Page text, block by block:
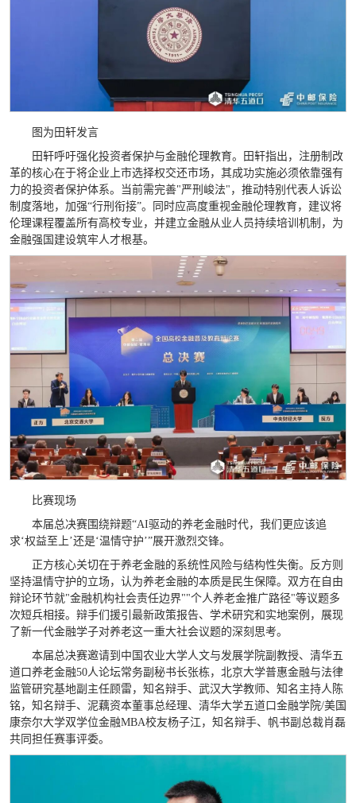
图为田轩发言
田轩呼吁强化投资者保护与金融伦理教育。田轩指出，注册制改
革的核心在于将企业上市选择权交还市场，其成功实施必须依靠强有
力的投资者保护体系。当前需完善"严刑峻法"，推动特别代表人诉讼
制度落地，加强“行刑衔接”。同时应高度重视金融伦理教育，建议将
伦理课程覆盖所有高校专业，并建立金融从业人员持续培训机制，为
金融强国建设筑牢人才根基。
比赛现场
本届总决赛围绕辩题“AI驱动的养老金融时代，我们更应该追
求‘权益至上’还是‘温情守护’”展开激烈交锋。
正方核心关切在于养老金融的系统性风险与结构性失衡。反方则
坚持温情守护的立场，认为养老金融的本质是民生保障。双方在自由
辩论环节就"金融机构社会责任边界""个人养老金推广路径"等议题多
次短兵相接。辩手们援引最新政策报告、学术研究和实地案例，展现
了新一代金融学子对养老这一重大社会议题的深刻思考。
本届总决赛邀请到中国农业大学人文与发展学院副教授、清华五
道口养老金融50人论坛常务副秘书长张栋，北京大学普惠金融与法律
监管研究基地副主任顾雷，知名辩手、武汉大学教师、知名主持人陈
铭，知名辩手、泥藕资本董事总经理、清华大学五道口金融学院/美国
康奈尔大学双学位金融MBA校友杨子江，知名辩手、帆书副总裁肖磊
共同担任赛事评委。